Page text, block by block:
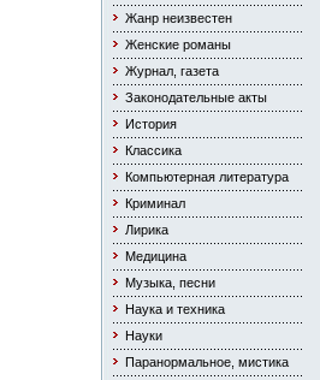
Жанр неизвестен
Женские романы
Журнал, газета
Законодательные акты
История
Классика
Компьютерная литература
Криминал
Лирика
Медицина
Музыка, песни
Наука и техника
Науки
Паранормальное, мистика